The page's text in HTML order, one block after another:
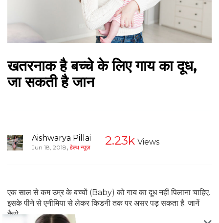
खतरनाक है बच्चे के लिए गाय का दूध,
जा सकती है जान
Aishwarya Pillai
Jun 18, 2018, हेल्थ न्यूज़ 2.23k Views
एक साल से कम उम्र के बच्‍चों (Baby) को गाय का दूध नहीं पिलाना चाहिए.
इसके पीने से एनीमिया से लेकर किडनी तक पर असर पड़ सकता है. जानें
कैसे.